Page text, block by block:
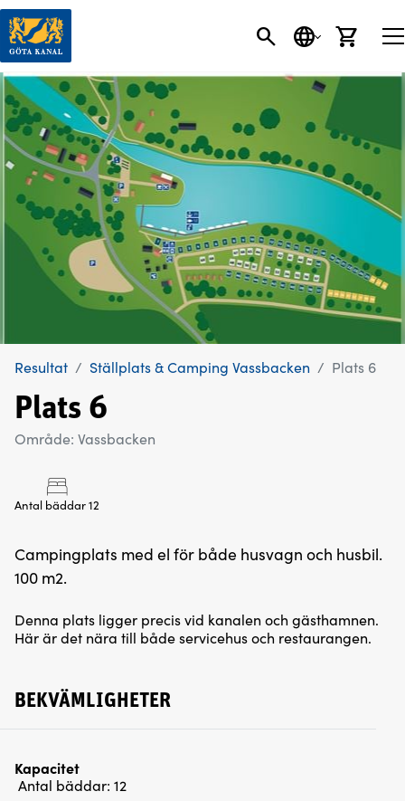
SÖKSPRÅK
Resultat Ställplats & Camping Vassbacken Plats 6
Plats 6
Område: Vassbacken
Antal bäddar 12
Campingplats med el för både husvagn och husbil.
100 m2.
Denna plats ligger precis vid kanalen och gästhamnen.
Här är det nära till både servicehus och restaurangen.
BEKVÄMLIGHETER
Kapacitet
Antal bäddar: 12